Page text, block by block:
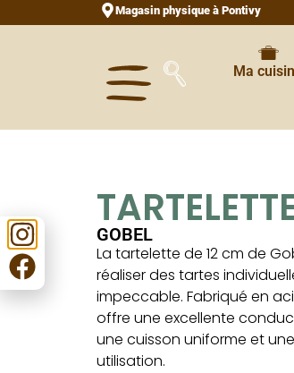
Magasin physique à Pontivy
Ma
GOBEL
La tartelette de 12 cm de
réaliser des tartes
impeccable. Fabriqué en
offre une excellente
une cuisson uniforme et
utilisation.